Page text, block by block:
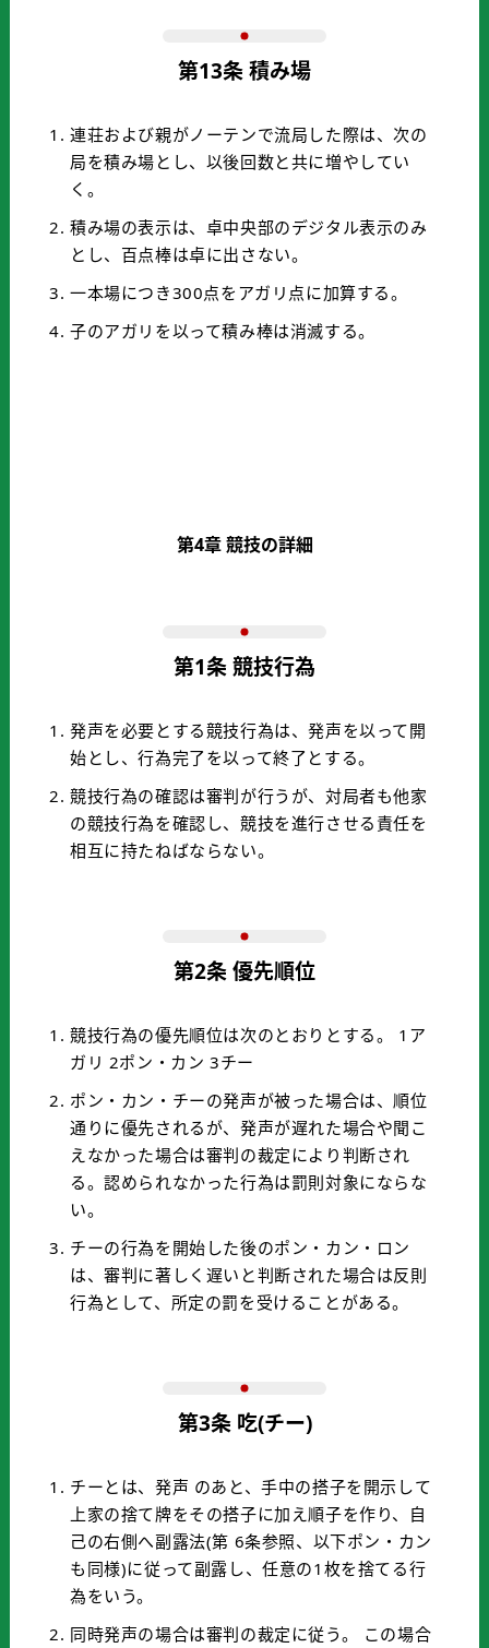
第13条 積み場
連荘および親がノーテンで流局した際は、次の
局を積み場とし、以後回数と共に増やしてい
く。
積み場の表示は、卓中央部のデジタル表示のみ
とし、百点棒は卓に出さない。
一本場につき300点をアガリ点に加算する。
子のアガリを以って積み棒は消滅する。
第4章 競技の詳細
第1条 競技行為
発声を必要とする競技行為は、発声を以って開
始とし、行為完了を以って終了とする。
競技行為の確認は審判が行うが、対局者も他家
の競技行為を確認し、競技を進行させる責任を
相互に持たねばならない。
第2条 優先順位
競技行為の優先順位は次のとおりとする。 1ア
ガリ 2ポン・カン 3チー
ポン・カン・チーの発声が被った場合は、順位
通りに優先されるが、発声が遅れた場合や聞こ
えなかった場合は審判の裁定により判断され
る。認められなかった行為は罰則対象にならな
い。
チーの行為を開始した後のポン・カン・ロン
は、審判に著しく遅いと判断された場合は反則
行為として、所定の罰を受けることがある。
第3条 吃(チー)
チーとは、発声 のあと、手中の搭子を開示して
上家の捨て牌をその搭子に加え順子を作り、自
己の右側へ副露法(第 6条参照、以下ポン・カン
も同様)に従って副露し、任意の1枚を捨てる行
為をいう。
同時発声の場合は審判の裁定に従う。 この場合